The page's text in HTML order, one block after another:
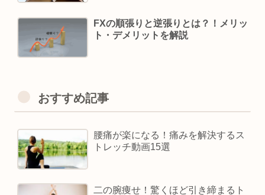
FXの順張りと逆張りとは？！メリッ
ト・デメリットを解説
おすすめ記事
腰痛が楽になる！痛みを解決するス
トレッチ動画15選
二の腕痩せ！驚くほど引き締まるト